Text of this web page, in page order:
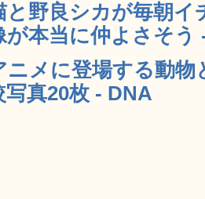
と野良シカが毎朝
が本当に仲よさそう
ニメに登場する動
真20枚 - DNA